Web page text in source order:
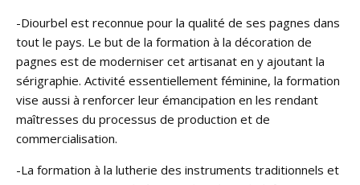
-Diourbel est reconnue pour la qualité de ses pagnes dans
tout le pays. Le but de la formation à la décoration de
pagnes est de moderniser cet artisanat en y ajoutant la
sérigraphie. Activité essentiellement féminine, la formation
vise aussi à renforcer leur émancipation en les rendant
maîtresses du processus de production et de
commercialisation.
-La formation à la lutherie des instruments traditionnels et